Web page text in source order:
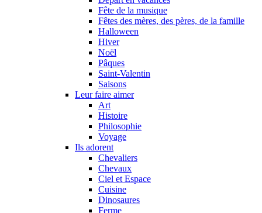
Fête de la musique
Fêtes des mères, des pères, de la famille
Halloween
Hiver
Noël
Pâques
Saint-Valentin
Saisons
Leur faire aimer
Art
Histoire
Philosophie
Voyage
Ils adorent
Chevaliers
Chevaux
Ciel et Espace
Cuisine
Dinosaures
Ferme